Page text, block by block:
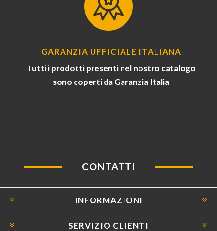
GARANZIA UFFICIALE ITALIANA
Tutti i prodotti presenti nel nostro catalogo
sono coperti da Garanzia Italia
CONTATTI
INFORMAZIONI
SERVIZIO CLIENTI